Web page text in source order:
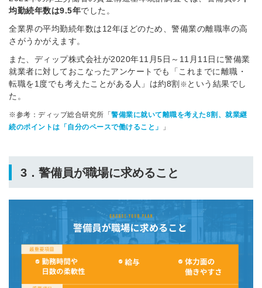
均勤続年数は9.5年でした。
全業界の平均勤続年数は12年ほどのため、警備業の離職率の高
さがうかがえます。
また、ディップ株式会社が2020年11月5日～11月11日に警備業
就業者に対しておこなったアンケートでも「これまでに離職・
転職を1度でも考えたことがある人」は約8割 ※ という結果でし
た。
※参考：ディップ総合研究所「 警備業に就いて離職を考えた8割、就業継
続のポイントは「自分のペースで働けること」
」
3．警備員が職場に求めること